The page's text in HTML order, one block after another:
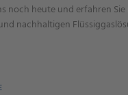
noch heute und erfahren
nachhaltigen